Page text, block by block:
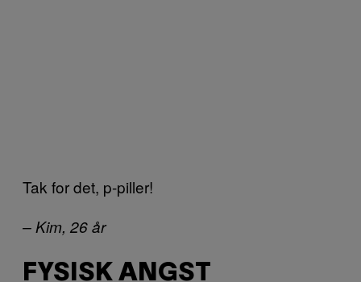
Tak for det, p-piller!
– Kim, 26 år
FYSISK ANGST